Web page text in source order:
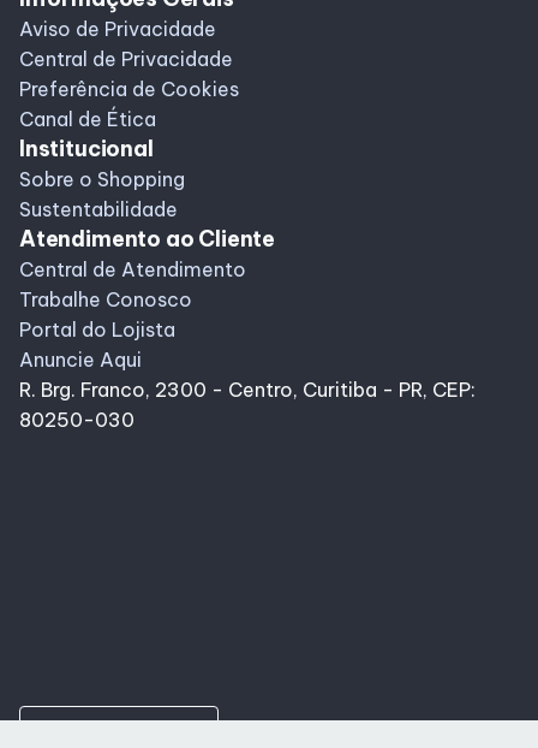
Aviso de Privacidade
Central de Privacidade
Preferência de Cookies
Canal de Ética
Institucional
Sobre o Shopping
Sustentabilidade
Atendimento ao Cliente
Central de Atendimento
Trabalhe Conosco
Portal do Lojista
Anuncie Aqui
R. Brg. Franco, 2300 - Centro, Curitiba - PR, CEP:
80250-030